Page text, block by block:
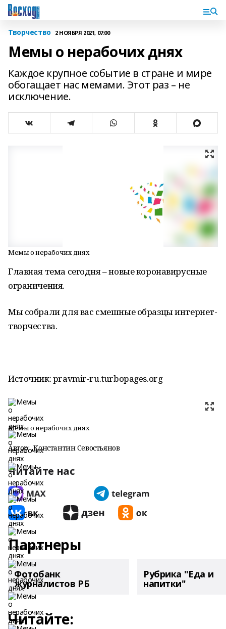
Творчество 2 НОЯБРЯ 2021, 07:00
Мемы о нерабочих днях
Каждое крупное событие в стране и мире
обогащает нас мемами. Этот раз – не
исключение.
Мемы о нерабочих днях
Главная тема сегодня – новые коронавирусные
ограничения.
Мы собрали для вас смешные образцы интернет-
творчества.
Источник: pravmir-ru.turbopages.org
Мемы о нерабочих днях
Автор: Константин Севостьянов
Читайте нас
Партнеры
Фотобанк
журналистов РБ
Рубрика "Еда и
напитки"
Читайте: